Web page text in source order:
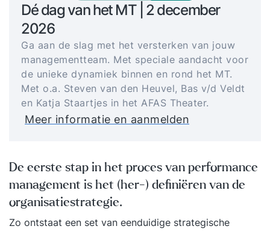
Dé dag van het MT | 2 december
2026
Ga aan de slag met het versterken van jouw
managementteam. Met speciale aandacht voor
de unieke dynamiek binnen en rond het MT.
Met o.a. Steven van den Heuvel, Bas v/d Veldt
en Katja Staartjes in het AFAS Theater.
Meer informatie en aanmelden
De eerste stap in het proces van performance
management is het (her-) definiëren van de
organisatiestrategie.
Zo ontstaat een set van eenduidige strategische